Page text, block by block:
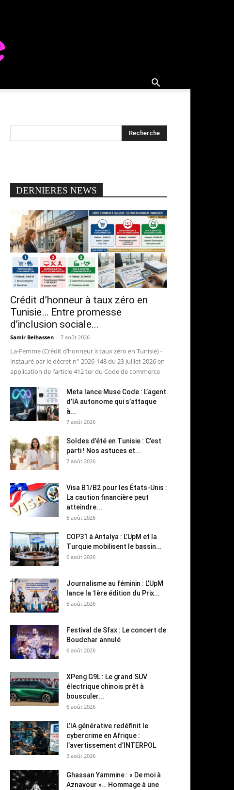
DERNIERES NEWS
Crédit d’honneur à taux zéro en
Tunisie… Entre promesse
d’inclusion sociale...
Samir Belhassen - 7 août 2026
La-Femme (Crédit d’honneur à taux zéro en Tunisie) -
instauré par le décret n° 2026-148 du 23 juillet 2026 en
application de l’article 412 ter du Code de commerce
Meta lance Muse Code : L’agent
d’IA autonome qui s’attaque
à...
7 août 2026
Soldes d’été en Tunisie : C’est
parti ! Nos astuces et...
7 août 2026
Visa B1/B2 pour les États-Unis :
La caution financière peut
atteindre...
6 août 2026
COP31 à Antalya : L’UpM et la
Turquie mobilisent le bassin...
6 août 2026
Journalisme au féminin : L’UpM
lance la 1ère édition du Prix...
6 août 2026
Festival de Sfax : Le concert de
Boudchar annulé
6 août 2026
XPeng G9L : Le grand SUV
électrique chinois prêt à
bousculer...
6 août 2026
L’IA générative redéfinit le
cybercrime en Afrique :
l’avertissement d’INTERPOL
5 août 2026
Ghassan Yammine : « De moi à
Aznavour »… Hommage à une